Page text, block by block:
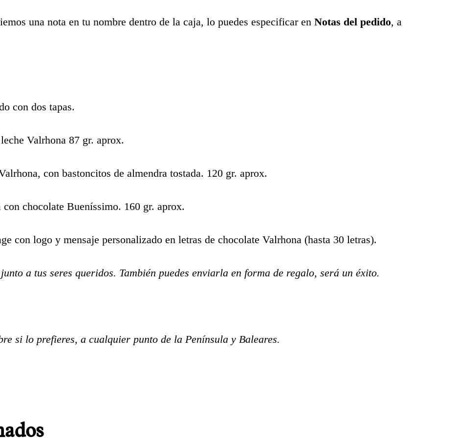
una nota en tu nombre dentro de la caja, lo puedes especificar en Notas del pedido, a
con dos tapas.
Valrhona 87 gr. aprox.
con bastoncitos de almendra tostada. 120 gr. aprox.
chocolate Bueníssimo. 160 gr. aprox.
con logo y mensaje personalizado en letras de chocolate Valrhona (hasta 30 letras).
a tus seres queridos. También puedes enviarla en forma de regalo, será un éxito.
si lo prefieres, a cualquier punto de la Península y Baleares.